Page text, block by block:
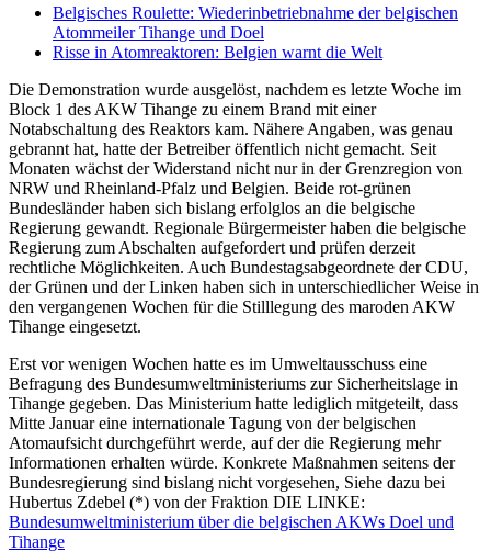
Belgisches Roulette: Wiederinbetriebnahme der belgischen
Atommeiler Tihange und Doel
Risse in Atomreaktoren: Belgien warnt die Welt
Die Demonstration wurde ausgelöst, nachdem es letzte Woche im
Block 1 des AKW Tihange zu einem Brand mit einer
Notabschaltung des Reaktors kam. Nähere Angaben, was genau
gebrannt hat, hatte der Betreiber öffentlich nicht gemacht. Seit
Monaten wächst der Widerstand nicht nur in der Grenzregion von
NRW und Rheinland-Pfalz und Belgien. Beide rot-grünen
Bundesländer haben sich bislang erfolglos an die belgische
Regierung gewandt. Regionale Bürgermeister haben die belgische
Regierung zum Abschalten aufgefordert und prüfen derzeit
rechtliche Möglichkeiten. Auch Bundestagsabgeordnete der CDU,
der Grünen und der Linken haben sich in unterschiedlicher Weise in
den vergangenen Wochen für die Stilllegung des maroden AKW
Tihange eingesetzt.
Erst vor wenigen Wochen hatte es im Umweltausschuss eine
Befragung des Bundesumweltministeriums zur Sicherheitslage in
Tihange gegeben. Das Ministerium hatte lediglich mitgeteilt, dass
Mitte Januar eine internationale Tagung von der belgischen
Atomaufsicht durchgeführt werde, auf der die Regierung mehr
Informationen erhalten würde. Konkrete Maßnahmen seitens der
Bundesregierung sind bislang nicht vorgesehen, Siehe dazu bei
Hubertus Zdebel (*) von der Fraktion DIE LINKE:
Bundesumweltministerium über die belgischen AKWs Doel und
Tihange